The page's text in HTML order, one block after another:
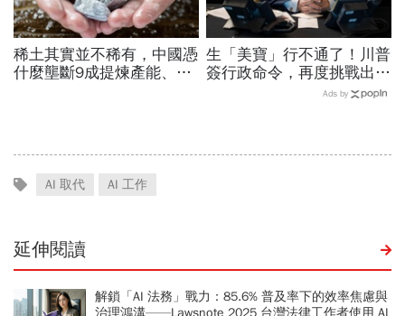
稀土其實並不稀有，中國憑
什麼壟斷9成提煉產能、掐
生「美寶」行不通了！川普
簽行政命令，再度挑戰出生
公民權、打擊生育旅遊：不
Ads by
AI 取代 AI 工作
延伸閱讀
解鎖「AI 法務」戰力：85.6% 普及率下的效率焦慮與
治理鴻溝——Lawsnote 2025 台灣法律工作者使用 AI